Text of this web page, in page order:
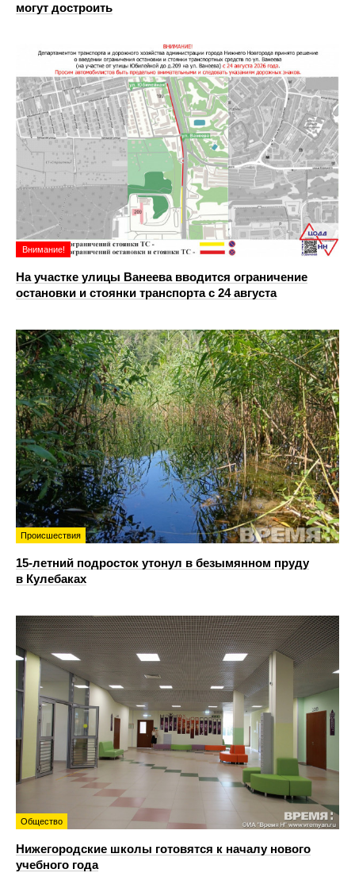
могут достроить
Внимание!
На участке улицы Ванеева вводится ограничение
остановки и стоянки транспорта с 24 августа
Происшествия
15-летний подросток утонул в безымянном пруду
в Кулебаках
Общество
Нижегородские школы готовятся к началу нового
учебного года